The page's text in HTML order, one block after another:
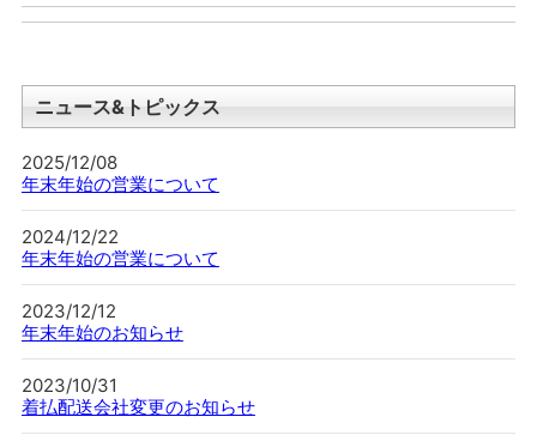
ニュース&トピックス
2025/12/08
年末年始の営業について
2024/12/22
年末年始の営業について
2023/12/12
年末年始のお知らせ
2023/10/31
着払配送会社変更のお知らせ